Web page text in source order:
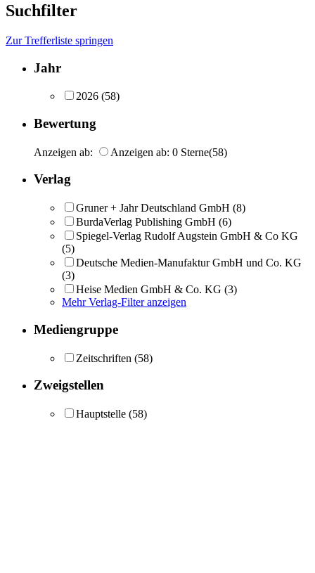
Suchfilter
Zur Trefferliste springen
Jahr
2026 (58)
Bewertung
Anzeigen ab: Anzeigen ab: 0 Sterne(58)
Verlag
Gruner + Jahr Deutschland GmbH (8)
BurdaVerlag Publishing GmbH (6)
Spiegel-Verlag Rudolf Augstein GmbH & Co KG
(5)
Deutsche Medien-Manufaktur GmbH und Co. KG
(3)
Heise Medien GmbH & Co. KG (3)
Mehr Verlag-Filter anzeigen
Mediengruppe
Zeitschriften (58)
Zweigstellen
Hauptstelle (58)